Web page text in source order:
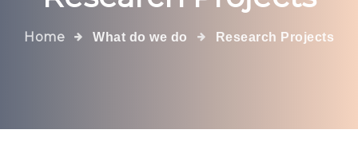
Home What do we do Research Projects